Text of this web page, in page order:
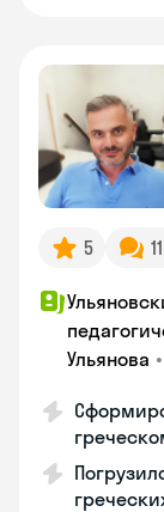
5
Ульянова •